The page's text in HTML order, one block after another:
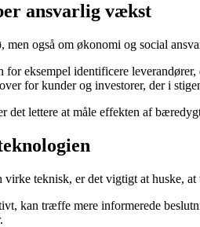
ansvarlig vækst
også om økonomi og social
eksempel identificere
for kunder og investorer, der i
det lettere at måle effekten af
teknisk, er det vigtigt at huske,
kan træffe mere informerede